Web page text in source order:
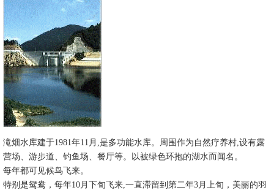
滝畑水库建于1981年11月,是多功能水库。周围作为自然疗养村,设有露
营场、游步道、钓鱼场、餐厅等。以被绿色环抱的湖水而闻名。
每年都可见候鸟飞来。
特别是鸳鸯，每年10月下旬飞来,一直滞留到第二年3月上旬，美丽的羽